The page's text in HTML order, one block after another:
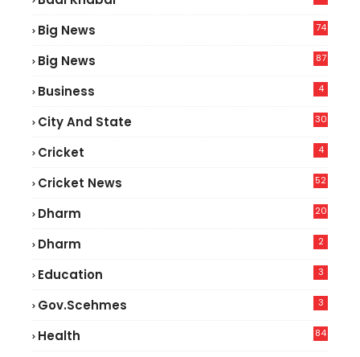
Big News
74
Big News
87
Business 4
City And State 30
Cricket 4
Cricket News
52
Dharm 20
Dharm 2
Education 3
Gov.scehmes 3
Health
84